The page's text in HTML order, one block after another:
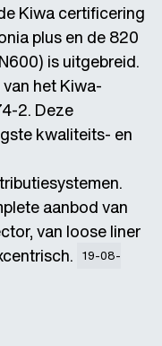
Kiwa certificering
plus en de 820
is uitgebreid.
het Kiwa-
2. Deze
kwaliteits- en
aanbod van
van loose liner
19-08-